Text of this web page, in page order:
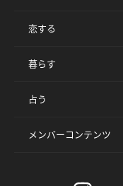
恋する
暮らす
占う
メンバーコンテンツ